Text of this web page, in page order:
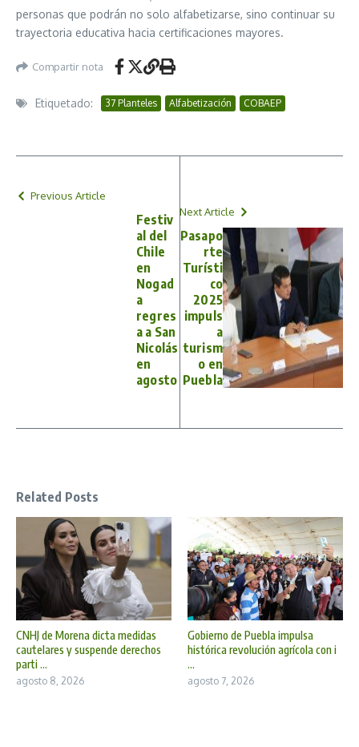
personas que podrán no solo alfabetizarse, sino continuar su
trayectoria educativa hacia certificaciones mayores.
Compartir nota
Etiquetado: 37 Planteles Alfabetización COBAEP
Previous Article
Festiv
al del
Chile
en
Nogad
a
regres
a a San
Nicolás
en
agosto
Next Article
Pasapo
rte
Turísti
co
2025
impuls
a
turism
o en
Puebla
Related Posts
CNHJ de Morena dicta medidas
cautelares y suspende derechos
parti ...
agosto 8, 2026
Gobierno de Puebla impulsa
histórica revolución agrícola con i
...
agosto 7, 2026